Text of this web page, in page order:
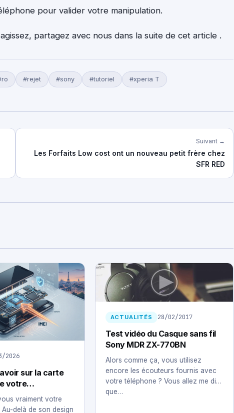
pour valider votre manipulation.
partagez avec nous dans la suite de cet article .
#rejet #sony #tutoriel #xperia T
Suivant →
Les Forfaits Low cost ont un nouveau petit frère chez
SFR RED
2026
sur la carte
votre
vraiment votre
delà de son design
ACTUALITÉS 28/02/2017
Test vidéo du Casque sans fil
Sony MDR ZX-770BN
Alors comme ça, vous utilisez
encore les écouteurs fournis avec
votre téléphone ? Vous allez me dire
que…